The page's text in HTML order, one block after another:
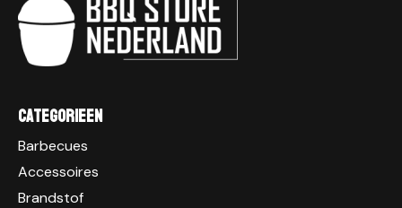
Categorieen
Barbecues
Accessoires
Brandstof